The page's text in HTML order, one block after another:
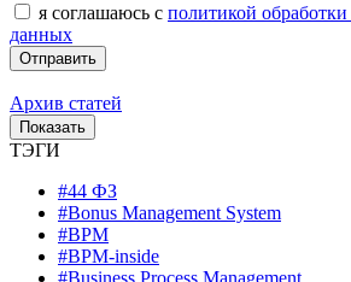
я соглашаюсь с политикой
данных
Архив статей
ТЭГИ
#44 ФЗ
#Bonus Management System
#BPM
#BPM-inside
#Business Process Management